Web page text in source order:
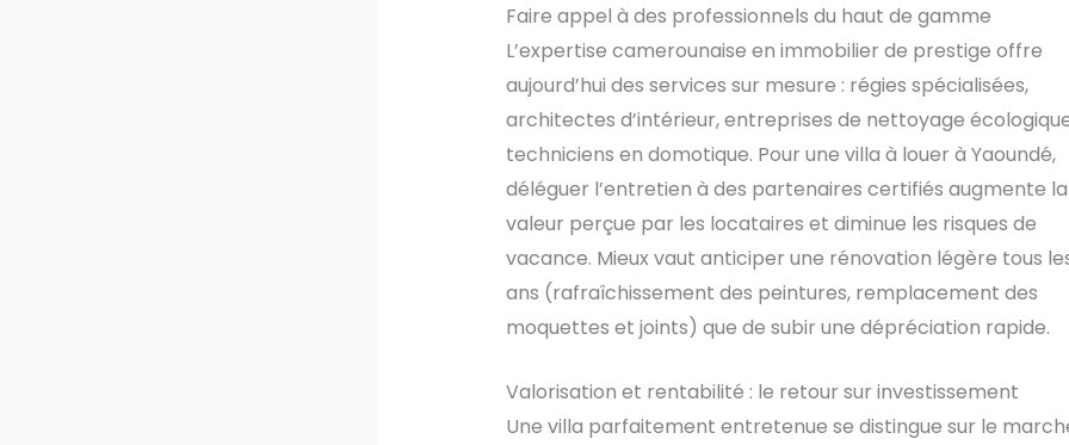
Faire appel à des professionnels du haut de gamme
L’expertise camerounaise en immobilier de prestige offre
aujourd’hui des services sur mesure : régies spécialisées,
architectes d’intérieur, entreprises de nettoyage
techniciens en domotique. Pour une villa à louer à Yaoundé,
déléguer l’entretien à des partenaires certifiés augmente la
valeur perçue par les locataires et diminue les risques de
vacance. Mieux vaut anticiper une rénovation légère tous
ans (rafraîchissement des peintures, remplacement des
moquettes et joints) que de subir une dépréciation rapide.
Valorisation et rentabilité : le retour sur investissement
Une villa parfaitement entretenue se distingue sur le